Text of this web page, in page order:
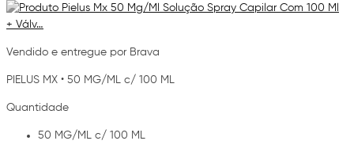
Vendido e entregue por Brava
PIELUS MX • 50 MG/ML c/ 100 ML
Quantidade
50 MG/ML c/ 100 ML